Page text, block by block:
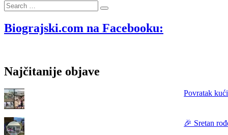
tri
desetljeća
video
Search
…
Biograjski.com na Facebooku:
Najčitanije objave
Povratak
🎉 Sretan